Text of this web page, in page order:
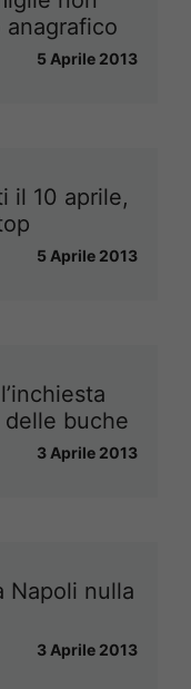
5 Aprile 2013
il 10 aprile,
5 Aprile 2013
buche
3 Aprile 2013
Napoli nulla
3 Aprile 2013